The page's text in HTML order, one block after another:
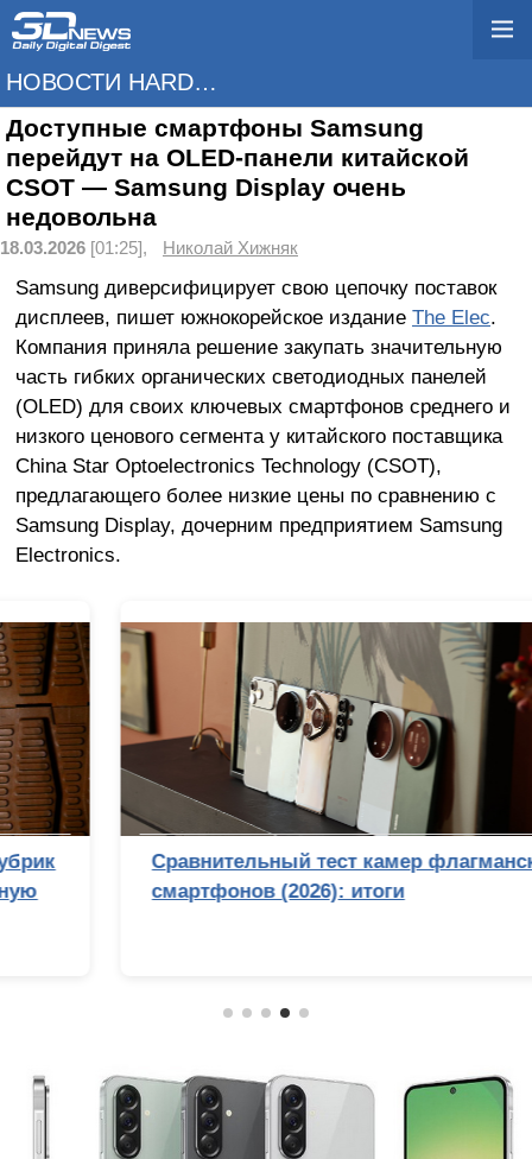
НОВОСТИ HARDWARE
Доступные смартфоны Samsung
перейдут на OLED-панели китайской
CSOT — Samsung Display очень
недовольна
18.03.2026 [01:25], Николай Хижняк
Samsung диверсифицирует свою цепочку поставок
дисплеев, пишет южнокорейское издание The Elec.
Компания приняла решение закупать значительную
часть гибких органических светодиодных панелей
(OLED) для своих ключевых смартфонов среднего и
низкого ценового сегмента у китайского поставщика
China Star Optoelectronics Technology (CSOT),
предлагающего более низкие цены по сравнению с
Samsung Display, дочерним предприятием Samsung
Electronics.
Сравнительный тест камер флагманских
смартфонов (2026): итоги